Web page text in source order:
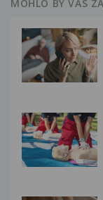
MOHLO BY VÁS